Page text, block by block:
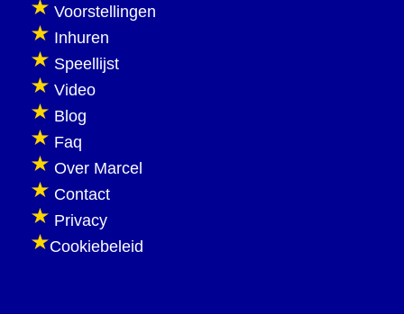
Voorstellingen
Inhuren
Speellijst
Video
Blog
Faq
Over Marcel
Contact
Privacy
Cookiebeleid